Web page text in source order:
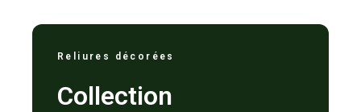
Reliures décorées
Collection